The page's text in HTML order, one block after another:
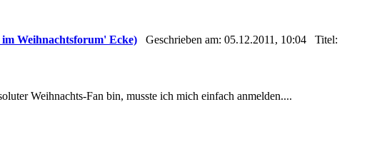
Weihnachtsforum' Ecke) Geschrieben am: 05.12.2011, 10:04 Titel:
Weihnachts-Fan bin, musste ich mich einfach anmelden....